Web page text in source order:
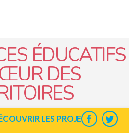
ÉDUCATIFS
DES
LES PROJETS